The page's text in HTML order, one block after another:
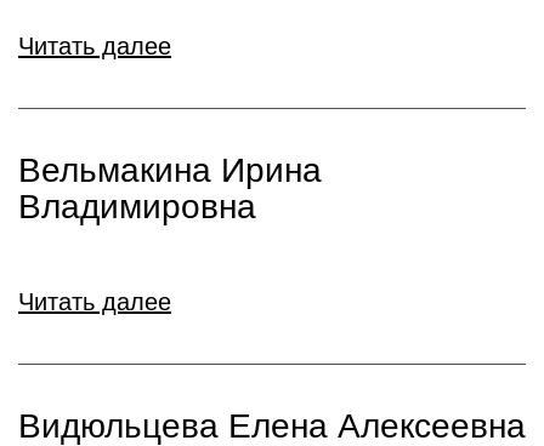
Читать далее
Вельмакина Ирина
Владимировна
Читать далее
Видюльцева Елена Алексеевна